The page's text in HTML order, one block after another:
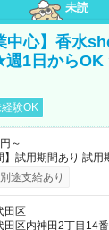
未読
中心】香水
1日からOK
験OK
～
】試用期間あり 試
用時と同じです。
途支給あり
田区
田区内神田2丁目14